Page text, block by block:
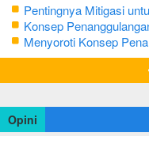
Pentingnya Mitigasi
Bojonegoro
Konsep
Mengutamakan
Menyoroti Konsep
Bojonegoro
Opini